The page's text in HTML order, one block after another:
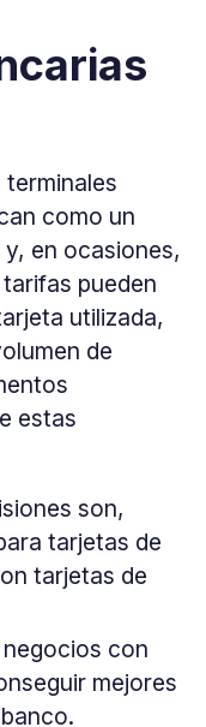
como un
en ocasiones,
pueden
utilizada,
de
estas
son,
tarjetas de
tarjetas de
negocios con
mejores